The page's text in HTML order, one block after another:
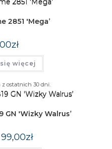
2851 'Mega’
zł
więcej
ostatnich 30 dni.
GN 'Wizky Walrus’
Pierwotna
cena
99,00złAktualna
cena